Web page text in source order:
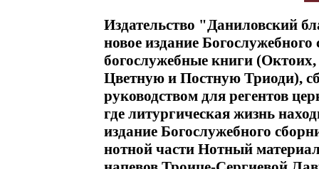
Издательство "Даниловский
новое издание
богослужебные книги
Цветную и Постную Триоди),
руководством для регентов
где литургическая жизнь
издание Богослужебного
нотной части Нотный